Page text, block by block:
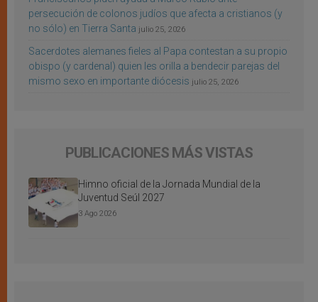
persecución de colonos judíos que afecta a cristianos (y
no sólo) en Tierra Santa julio 25, 2026
Sacerdotes alemanes fieles al Papa contestan a su propio
obispo (y cardenal) quien les orilla a bendecir parejas del
mismo sexo en importante diócesis julio 25, 2026
PUBLICACIONES MÁS VISTAS
Himno oficial de la Jornada Mundial de la
Juventud Seúl 2027
3 Ago 2026